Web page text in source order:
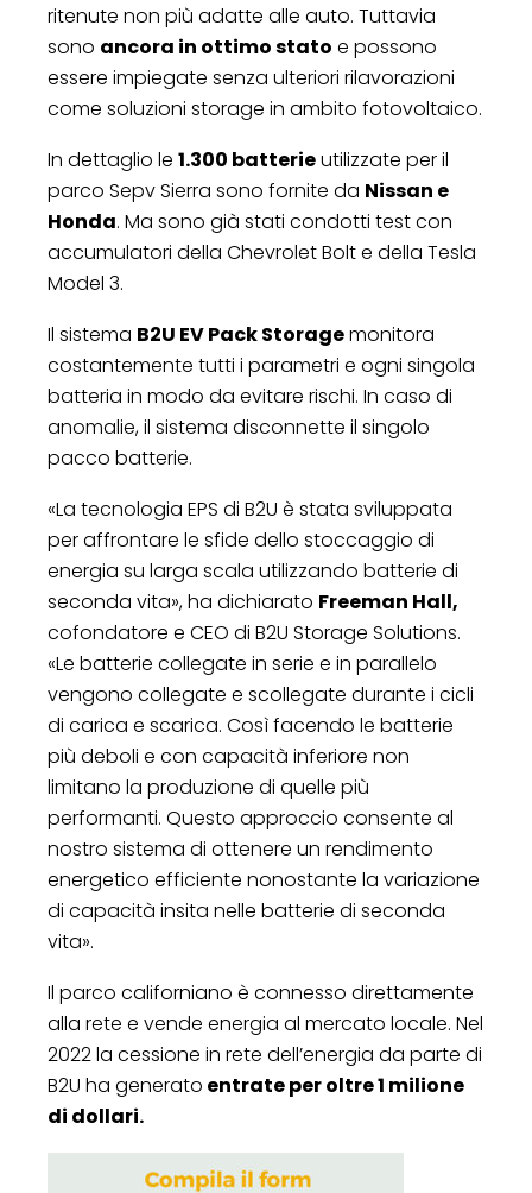
ritenute non più adatte alle auto. Tuttavia
sono ancora in ottimo stato e possono
essere impiegate senza ulteriori rilavorazioni
come soluzioni storage in ambito fotovoltaico.
In dettaglio le 1.300 batterieutilizzate per il
parco Sepv Sierra sono fornite da Nissan e
Honda. Ma sono già stati condotti test con
accumulatori della Chevrolet Bolt e della Tesla
Model 3.
Il sistema B2U EV Pack Storagemonitora
costantemente tutti i parametri e ogni singola
batteria in modo da evitare rischi. In caso di
anomalie, il sistema disconnette il singolo
pacco batterie.
«La tecnologia EPS di B2U è stata sviluppata
per affrontare le sfide dello stoccaggio di
energia su larga scala utilizzando batterie di
seconda vita», ha dichiarato Freeman Hall,
cofondatore e CEO di B2U Storage Solutions.
«Le batterie collegate in serie e in parallelo
vengono collegate e scollegate durante i cicli
di carica e scarica. Così facendo le batterie
più deboli e con capacità inferiore non
limitano la produzione di quelle più
performanti. Questo approccio consente al
nostro sistema di ottenere un rendimento
energetico efficiente nonostante la variazione
di capacità insita nelle batterie di seconda
vita».
Il parco californiano è connesso direttamente
alla rete e vende energia al mercato locale. Nel
2022 la cessione in rete dell’energia da parte di
B2U ha generato entrate per oltre 1 milione
di dollari.